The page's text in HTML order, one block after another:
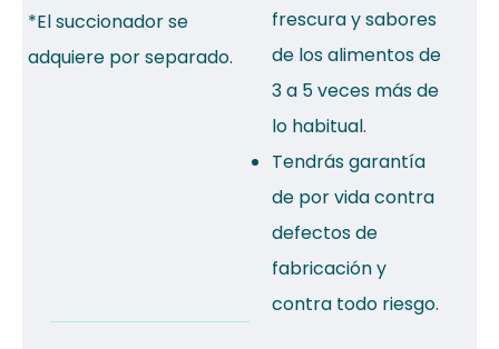
*El succionador se
adquiere por separado.
frescura y sabores
de los alimentos de
3 a 5 veces más de
lo habitual.
Tendrás garantía
de por vida contra
defectos de
fabricación y
contra todo riesgo.